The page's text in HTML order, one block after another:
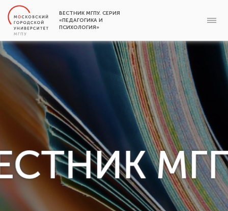
ВЕСТНИК МГПУ. СЕРИЯ
«ПЕДАГОГИКА И
ПСИХОЛОГИЯ»